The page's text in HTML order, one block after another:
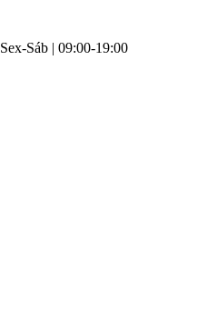
Sex-Sáb | 09:00-19:00